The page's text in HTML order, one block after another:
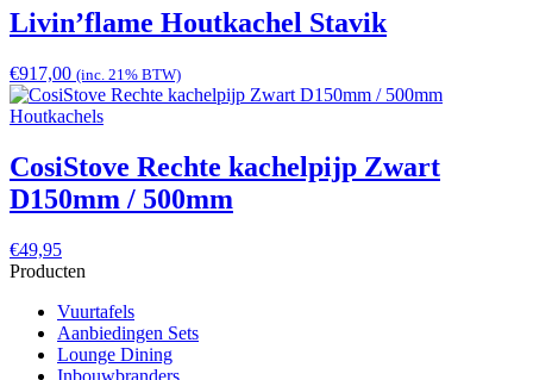
Livin’flame Houtkachel Stavik
€917,00 (inc. 21% BTW)
Houtkachels
CosiStove Rechte kachelpijp Zwart
D150mm / 500mm
€49,95
Producten
Vuurtafels
Aanbiedingen Sets
Lounge Dining
Inbouwbranders